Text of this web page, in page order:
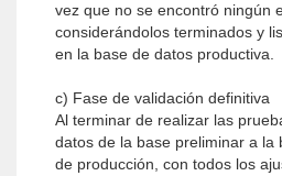
vez que no se encontró ningún
considerándolos terminados y
en la base de datos productiva.
c) Fase de validación definitiva
Al terminar de realizar las
datos de la base preliminar a la
de producción, con todos los